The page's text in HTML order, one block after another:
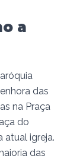
a
das
na Praça
do
atual igreja.
das